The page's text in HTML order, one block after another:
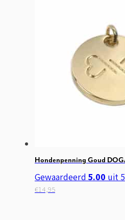
Hondenpenning Goud
Gewaardeerd 5.00 uit 5
€14,95